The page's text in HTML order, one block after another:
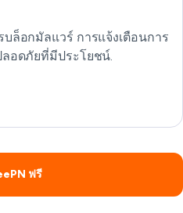
ล็อกมัลแวร์ การแจ้งเตือนการ
ลอดภัยที่มีประโยชน์.
ฟรี